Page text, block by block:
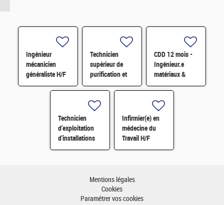
Ingénieur
mécanicien
généraliste H/F
Technicien
supérieur de
purification et
fabrication en
chaine blindée
H/F
CDD 12 mois -
Ingénieur.e
matériaux &
soudage H/F
Technicien
d'exploitation
d'installations
H/F
Infirmier(e) en
médecine du
Travail H/F
Mentions légales
Cookies
Paramétrer vos cookies